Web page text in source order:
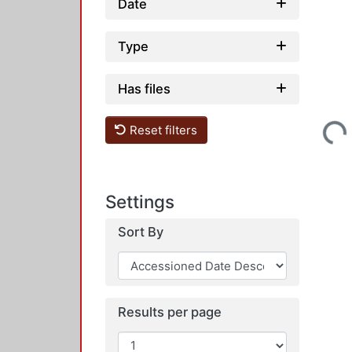
Date
Type
Has files
Reset filters
Settings
Sort By
Results per page
Loading...